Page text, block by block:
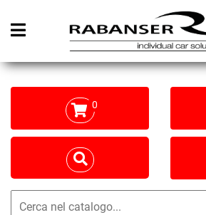
Open menu
0